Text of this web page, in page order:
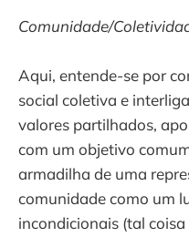
Comunidade/
Aqui, entende-se por
social coletiva e
valores partilhados,
com um objetivo
armadilha de uma
comunidade como um
incondicionais (tal